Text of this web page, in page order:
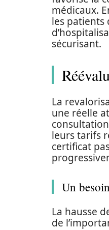
médicaux.
les patients
sécurisant.
La
une réelle
leurs tarifs
certificat
Un
La hausse
de